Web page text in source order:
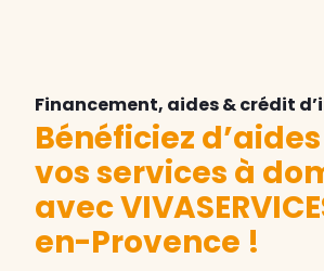
Financement, aides & crédit
Bénéficiez
vos services à
avec
en-Provence !